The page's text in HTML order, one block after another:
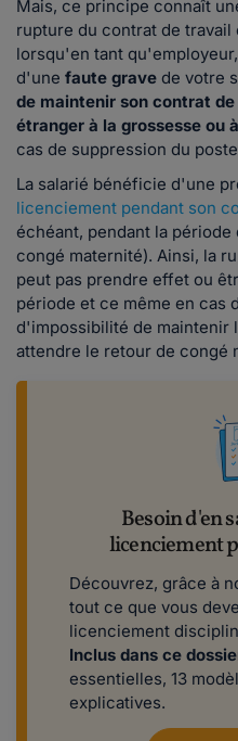
Mais, ce principe connaît
rupture du contrat de
lorsqu'en tant
d'une faute grave de votre
de maintenir son contrat
étranger à la grossesse ou
cas de suppression du
La salarié bénéficie d'une
licenciement pendant son
échéant, pendant la
congé maternité). Ainsi, la
peut pas prendre effet ou
période et ce même en cas
d'impossibilité de maintenir
attendre le retour de congé
Besoin d'en
licenciement
Découvrez, grâce à
tout ce que vous
licenciement
Inclus dans ce
essentielles, 13
explicatives.